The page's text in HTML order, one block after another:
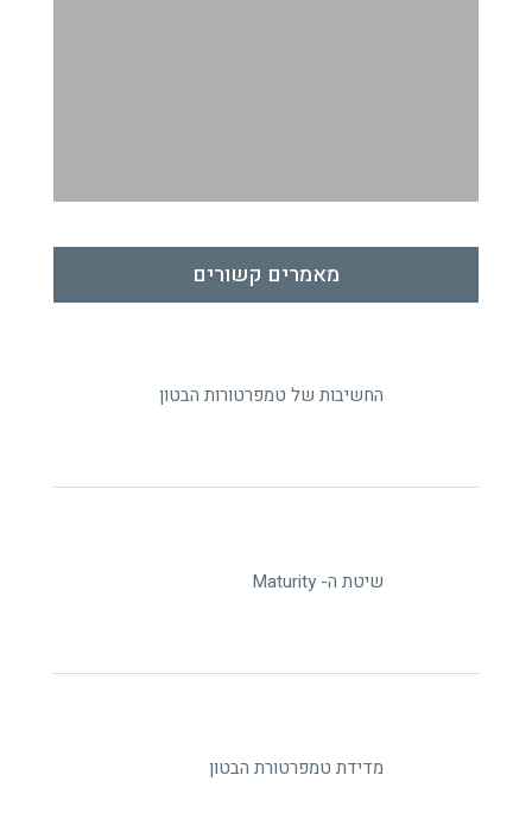
מאמרים קשורים
החשיבות של טמפרטורות הבטון
שיטת ה- Maturity
מדידת טמפרטורת הבטון